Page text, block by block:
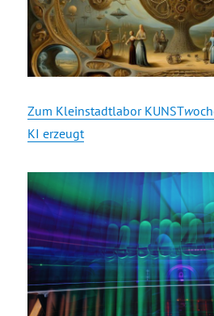
Zum Kleinstadtlabor KUNSTw
KI erzeugt